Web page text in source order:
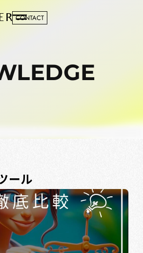
CONTACT
ール